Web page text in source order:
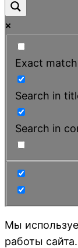
Exact
Search in
Search in
вверх
Мы
работы